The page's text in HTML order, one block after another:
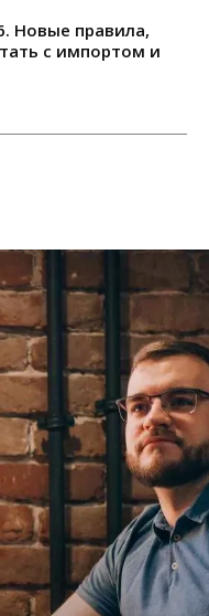
Новые правила,
с импортом и